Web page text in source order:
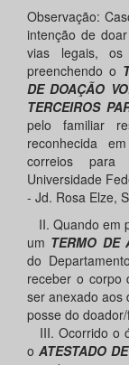
Observação:
intenção de
vias legais, os
preenchendo o
DE DOAÇÃO
TERCEIROS
pelo familiar
reconhecida
correios
Universidade
- Jd. Rosa Elze,
II. Quando em
um TERMO DE
do
receber o corpo
ser anexado aos
posse do
III. Ocorrido o
o ATESTADO